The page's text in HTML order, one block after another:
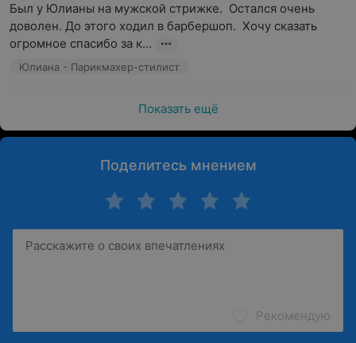
Был у Юлианы на мужской стрижке.  Остался очень
доволен. До этого ходил в барбершоп.  Хочу сказать
огромное спасибо за к...
Юлиана - Парикмахер-стилист
Показать ещё
Поделитесь мнением
Рекомендую